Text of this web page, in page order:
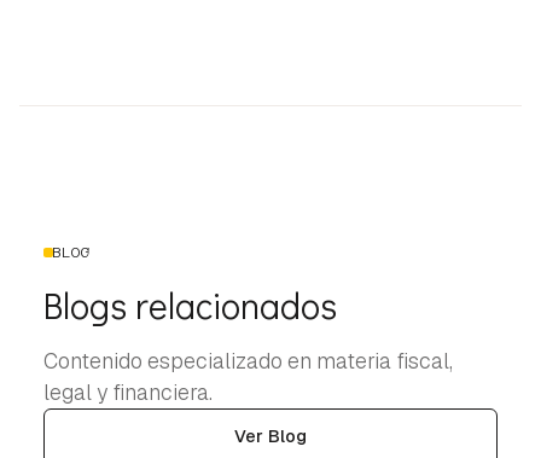
BLOG
Blogs relacionados
Contenido especializado en materia fiscal,
legal y financiera.
Ver Blog